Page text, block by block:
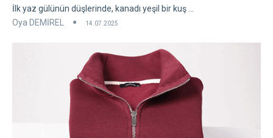
İlk yaz gülünün düşlerinde, kanadı yeşil bir kuş ...
Oya DEMİREL
14.07.2025